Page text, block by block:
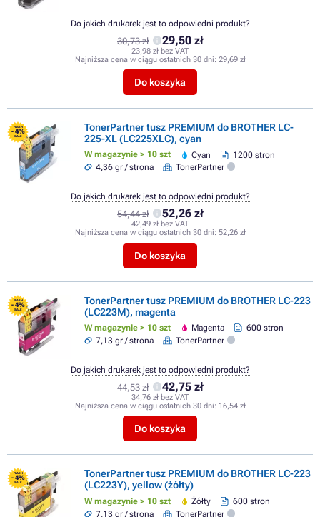
30,73 zł 29,50 zł
23,98 zł bez VAT
Najniższa cena w ciągu ostatnich 30 dni: 29,69 zł
Do koszyka
Do jakich drukarek jest to odpowiedni produkt?
FLASH
- 4%
SALE
TonerPartner tusz PREMIUM do BROTHER LC-
225-XL (LC225XLC), cyan
W magazynie > 10 szt Cyan
1200 stron
4,36 gr / strona
TonerPartner
54,44 zł 52,26 zł
42,49 zł bez VAT
Najniższa cena w ciągu ostatnich 30 dni: 52,26 zł
Do koszyka
Do jakich drukarek jest to odpowiedni produkt?
FLASH
- 4%
SALE
TonerPartner tusz PREMIUM do BROTHER LC-223
(LC223M), magenta
W magazynie > 10 szt Magenta
600 stron
7,13 gr / strona
TonerPartner
44,53 zł 42,75 zł
34,76 zł bez VAT
Najniższa cena w ciągu ostatnich 30 dni: 16,54 zł
Do koszyka
Do jakich drukarek jest to odpowiedni produkt?
FLASH
- 4%
SALE
TonerPartner tusz PREMIUM do BROTHER LC-223
(LC223Y), yellow (żółty)
W magazynie > 10 szt Żółty
600 stron
7,13 gr / strona
TonerPartner